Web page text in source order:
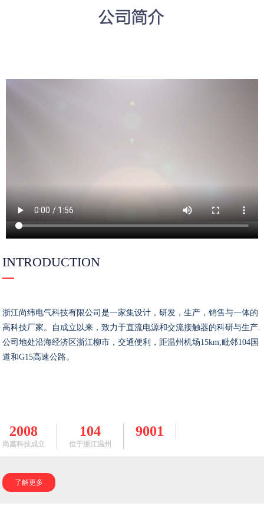
INTRODUCTION
浙江尚纬电气科技有限公司是一家集设计，研发，生产，销售与一体的
高科技厂家。自成立以来，致力于直流电源和交流接触器的科研与生产.
公司地处沿海经济区浙江柳市，交通便利，距温州机场15km,毗邻104国
道和G15高速公路。
2008
尚嘉科技成立
104
位于浙江温州
9001
了解更多